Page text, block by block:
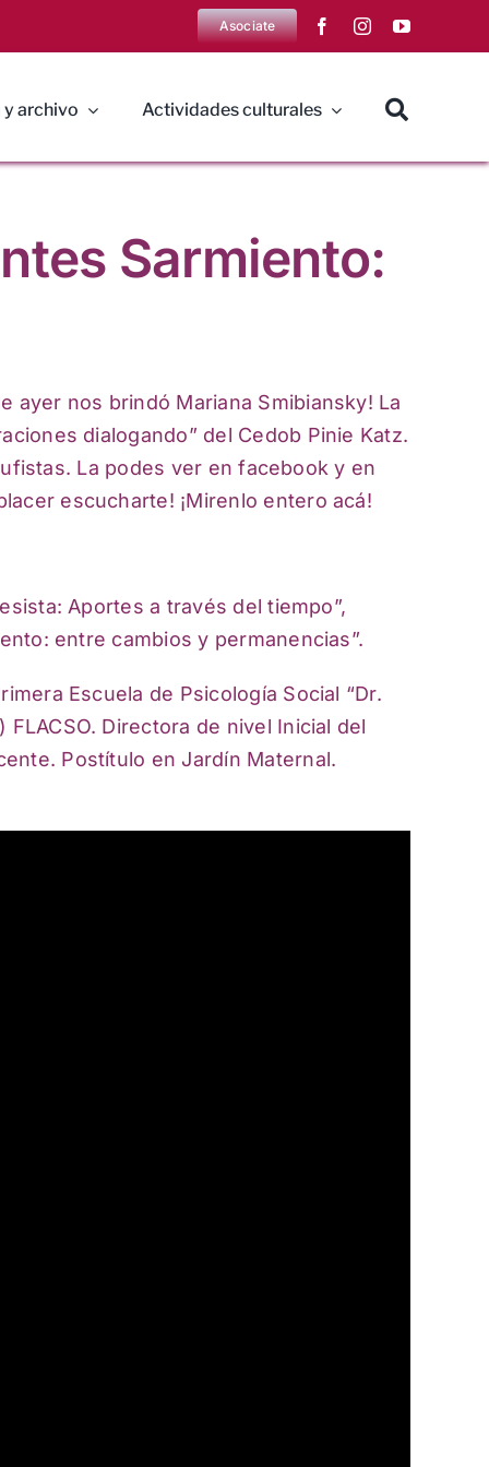
Asociate
archivo Actividades culturales
Sarmiento:
ayer nos brindó Mariana Smibiansky! La
dialogando” del Cedob Pinie Katz.
La podes ver en facebook y en
escucharte! ¡Mirenlo entero acá!
Aportes a través del tiempo”,
entre cambios y permanencias”.
Escuela de Psicología Social “Dr.
Directora de nivel Inicial del
Postítulo en Jardín Maternal.